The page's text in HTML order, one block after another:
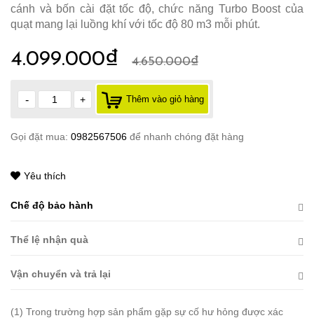
cánh và bốn cài đặt tốc độ, chức năng Turbo Boost của
quạt mang lại luồng khí với tốc độ 80 m3 mỗi phút.
4.099.000₫ 4.650.000₫
- + Thêm vào giỏ hàng
Gọi đặt mua: 0982567506 để nhanh chóng đặt hàng
Yêu thích
Chế độ bảo hành
Thể lệ nhận quà
Vận chuyển và trả lại
(1) Trong trường hợp sản phẩm gặp sự cố hư hỏng được xác